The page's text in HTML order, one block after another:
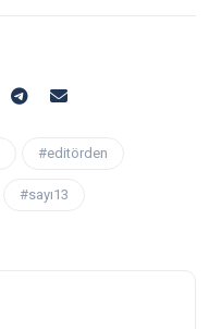
#editörden
#sayı13